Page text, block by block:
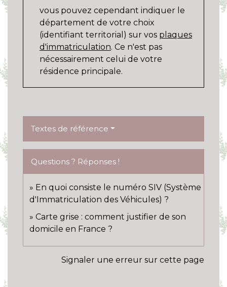
vous pouvez cependant indiquer le
département de votre choix
(identifiant territorial) sur vos plaques
d'immatriculation. Ce n'est pas
nécessairement celui de votre
résidence principale.
Textes de référence
Questions ? Réponses !
En quoi consiste le numéro SIV (Système
d'Immatriculation des Véhicules) ?
Carte grise : comment justifier de son
domicile en France ?
Signaler une erreur sur cette page